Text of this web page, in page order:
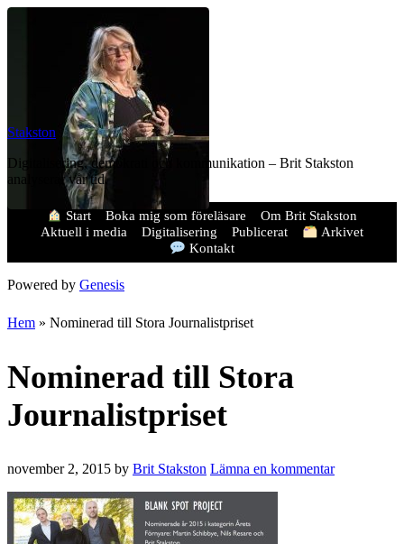
Stakston
Digitalisering, demokrati och kommunikation – Brit Stakston
analyserar vår tid.
Start Boka mig som föreläsare
Om Brit Stakston
Aktuell i media
Digitalisering Publicerat
Arkivet
Kontakt
Powered by Genesis
Hem » Nominerad till Stora Journalistpriset
Nominerad till Stora
Journalistpriset
november 2, 2015 by Brit Stakston Lämna en kommentar